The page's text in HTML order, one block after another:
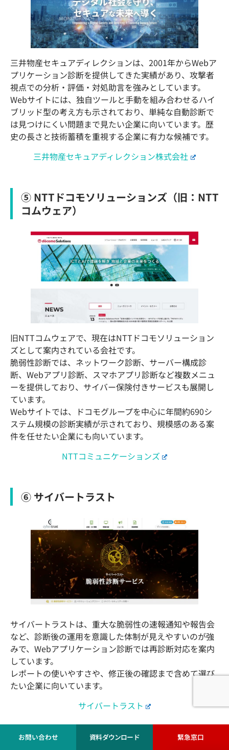
三井物産セキュアディレクションは、2001年からWebア
プリケーション診断を提供してきた実績があり、攻撃者
視点での分析・評価・対処助言を強みとしています。
Webサイトには、独自ツールと手動を組み合わせるハイ
ブリッド型の考え方も示されており、単純な自動診断で
は見つけにくい問題まで見たい企業に向いています。歴
史の長さと技術蓄積を重視する企業に有力な候補です。
三井物産セキュアディレクション株式会社
⑤ NTTドコモソリューションズ（旧：NTT
コムウェア）
旧NTTコムウェアで、現在はNTTドコモソリューション
ズとして案内されている会社です。
脆弱性診断では、ネットワーク診断、サーバー構成診
断、Webアプリ診断、スマホアプリ診断など複数メニュ
ーを提供しており、サイバー保険付きサービスも展開し
ています。
Webサイトでは、ドコモグループを中心に年間約690シ
ステム規模の診断実績が示されており、規模感のある案
件を任せたい企業にも向いています。
NTTコミュニケーションズ
⑥ サイバートラスト
サイバートラストは、重大な脆弱性の速報通知や報告会
など、診断後の運用を意識した体制が見えやすいのが強
みで、Webアプリケーション診断では再診断対応を案内
しています。
レポートの使いやすさや、修正後の確認まで含めて選び
たい企業に向いています。
サイバートラスト
⑦ グローバルセキュリティエキスパート
お問い合わせ 資料ダウンロード 緊急窓口